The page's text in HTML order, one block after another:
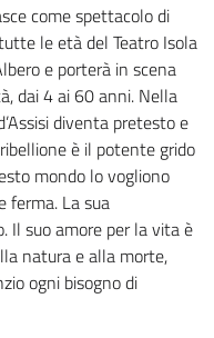
come spettacolo di
le età del Teatro Isola
e porterà in scena
dai 4 ai 60 anni. Nella
diventa pretesto e
è il potente grido
mondo lo vogliono
ferma. La sua
Il suo amore per la vita è
natura e alla morte,
ogni bisogno di